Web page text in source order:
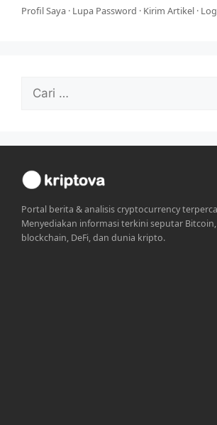
Profil Saya · Lupa Password · Kirim Artikel ·
untuk:
Portal berita & analisis cryptocurrency
Menyediakan informasi terkini seputar
blockchain, DeFi, dan dunia kripto.